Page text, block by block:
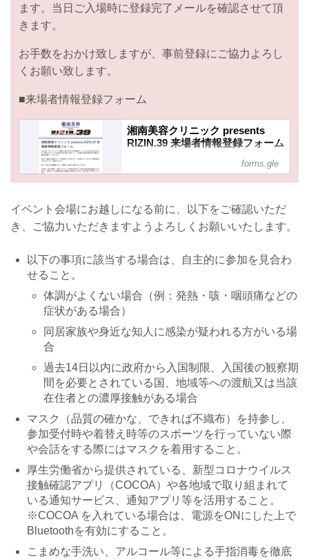
ます。当日ご入場時に登録完了メールを確認させて頂
きます。
お手数をおかけ致しますが、事前登録にご協力よろし
くお願い致します。
■来場者情報登録フォーム
湘南美容クリニック presents
RIZIN.39 来場者情報登録フォーム
10月23日（日）マリンメッセ福岡 Ａ館
で行われる湘南美容クリニック
ご来場のお客様全員の個人情報のご登
録をお願いしております。
させて頂きます。お手数おかけします
が、事前登録のご協力をよろしくお願
安心・安全な大会開催のため、ご理解
イルス感染者が発生した場合の感染経
forms.gle
イベント会場にお越しになる前に、以下をご確認いただ
き、ご協力いただきますようよろしくお願いいたします。
以下の事項に該当する場合は、自主的に参加を見合わ
せること。
体調がよくない場合（例：発熱・咳・咽頭痛などの
症状がある場合）
同居家族や身近な知人に感染が疑われる方がいる場
合
過去14日以内に政府から入国制限、入国後の観察期
間を必要とされている国、地域等への渡航又は当該
在住者との濃厚接触がある場合
マスク（品質の確かな、できれば不織布）を持参し、
参加受付時や着替え時等のスポーツを行っていない際
や会話をする際にはマスクを着用すること。
厚生労働省から提供されている、新型コロナウイルス
接触確認アプリ（COCOA）や各地域で取り組まれて
いる通知サービス、通知アプリ等を活用すること。
※COCOA を入れている場合は、電源をONにした上で
Bluetoothを有効にすること。
こまめな手洗い、アルコール等による手指消毒を徹底